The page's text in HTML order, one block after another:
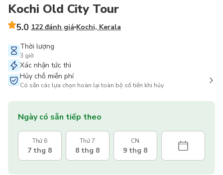
Kochi Old City Tour
5.0 122 đánh giá Kochi, Kerala
Thời lượng
3 giờ
Xác nhận tức thì
Hủy chỗ miễn phí
Có sẵn các lựa chọn hoàn lại toàn bộ số tiền khi hủy
Ngày có sẵn tiếp theo
Thứ 6
7 thg 8
Thứ 7
8 thg 8
CN
9 thg 8